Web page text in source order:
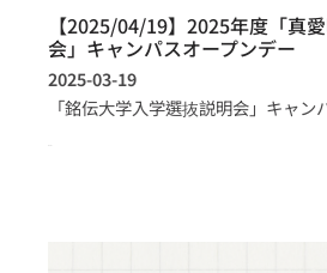
【2025/04/19】2025年度「真
会」キャンパスオープンデー
2025-03-19
「銘伝大学入学選抜説明会」キャン